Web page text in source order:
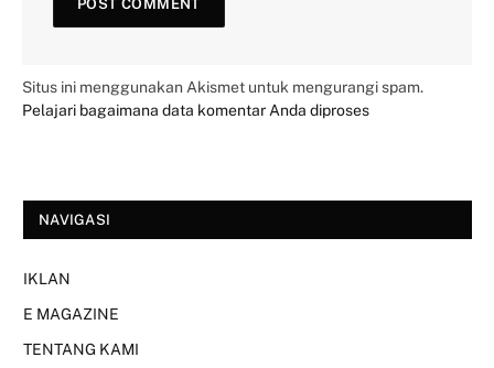
Situs ini menggunakan Akismet untuk mengurangi spam.
Pelajari bagaimana data komentar Anda diproses
NAVIGASI
IKLAN
E MAGAZINE
TENTANG KAMI